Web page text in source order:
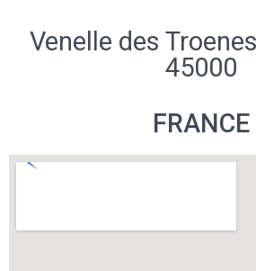
Venelle des
45000
FRANCE